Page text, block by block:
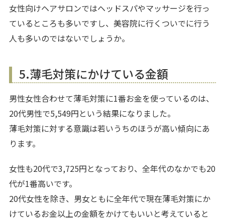
女性向けヘアサロンではヘッドスパやマッサージを行っ
ているところも多いですし、美容院に行くついでに行う
人も多いのではないでしょうか。
5.薄毛対策にかけている金額
男性女性合わせて薄毛対策に1番お金を使っているのは、
20代男性で5,549円という結果になりました。
薄毛対策に対する意識は若いうちのほうが高い傾向にあ
ります。
女性も20代で3,725円となっており、全年代のなかでも20
代が1番高いです。
20代女性を除き、男女ともに全年代で現在薄毛対策にか
けているお金以上の金額をかけてもいいと考えていると